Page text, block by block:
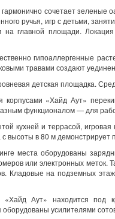
сочетает
ручья, игр с детьми,
главной площади. Локация
гипоаллергенные
травами создают
детская площадка.
«Хайд Аут»
функционалом — для
кухней и террасой,
с высоты в 80 м
места оборудованы
или электронных
Кладовые на подземных
«Хайд Аут» находится под
усилителями